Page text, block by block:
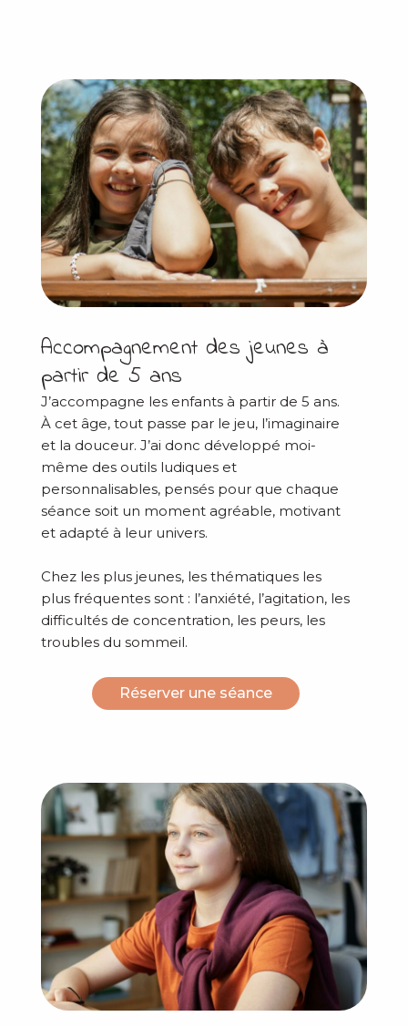
Accompagnement des jeunes à
partir de 5 ans
J’accompagne les enfants à partir de 5 ans.
À cet âge, tout passe par le jeu, l’imaginaire
et la douceur. J’ai donc développé moi-
même des outils ludiques et
personnalisables, pensés pour que chaque
séance soit un moment agréable, motivant
et adapté à leur univers.
Chez les plus jeunes, les thématiques les
plus fréquentes sont : l’anxiété, l’agitation, les
difficultés de concentration, les peurs, les
troubles du sommeil.
Réserver une séance